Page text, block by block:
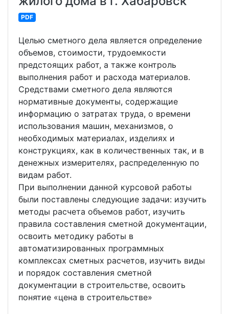
PDF
Целью сметного дела является определение
объемов, стоимости, трудоемкости
предстоящих работ, а также контроль
выполнения работ и расхода материалов.
Средствами сметного дела являются
нормативные документы, содержащие
информацию о затратах труда, о времени
использования машин, механизмов, о
необходимых материалах, изделиях и
конструкциях, как в количественных так, и в
денежных измерителях, распределенную по
видам работ.
При выполнении данной курсовой работы
были поставлены следующие задачи: изучить
методы расчета объемов работ, изучить
правила составления сметной документации,
освоить методику работы в
автоматизированных программных
комплексах сметных расчетов, изучить виды
и порядок составления сметной
документации в строительстве, освоить
понятие «цена в строительстве»